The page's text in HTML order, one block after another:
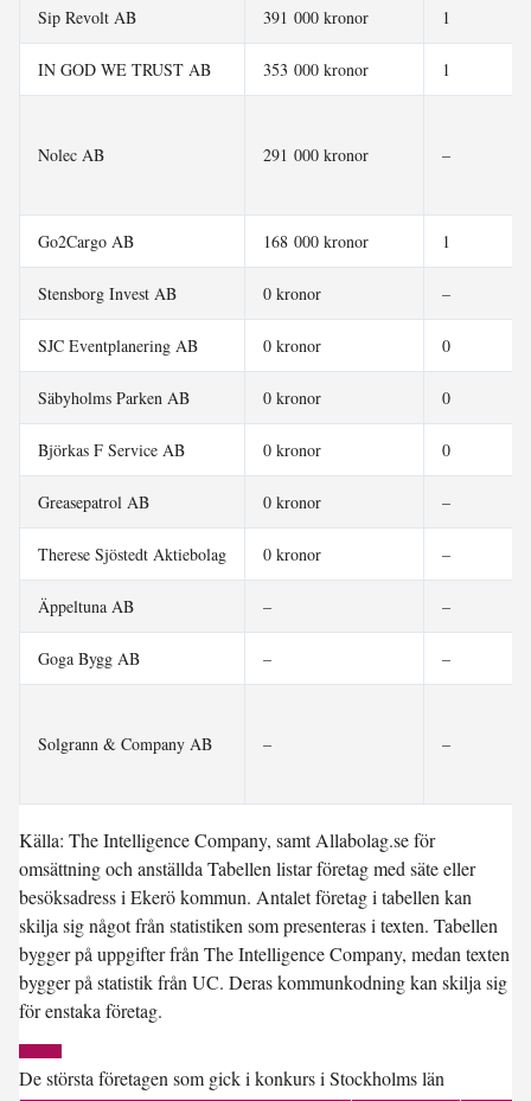
Sip Revolt AB 391 000 kronor 1
IN GOD WE TRUST AB 353 000 kronor 1
Nolec AB 291 000 kronor –
Go2Cargo AB 168 000 kronor 1
Stensborg Invest AB 0 kronor –
SJC Eventplanering AB 0 kronor 0
Säbyholms Parken AB 0 kronor 0
Björkas F Service AB 0 kronor 0
Greasepatrol AB 0 kronor –
Therese Sjöstedt Aktiebolag 0 kronor –
Äppeltuna AB – –
Goga Bygg AB – –
Solgrann & Company AB – –
Källa: The Intelligence Company, samt Allabolag.se för
omsättning och anställda Tabellen listar företag med säte eller
besöksadress i Ekerö kommun. Antalet företag i tabellen kan
skilja sig något från statistiken som presenteras i texten. Tabellen
bygger på uppgifter från The Intelligence Company, medan texten
bygger på statistik från UC. Deras kommunkodning kan skilja sig
för enstaka företag.
De största företagen som gick i konkurs i Stockholms län